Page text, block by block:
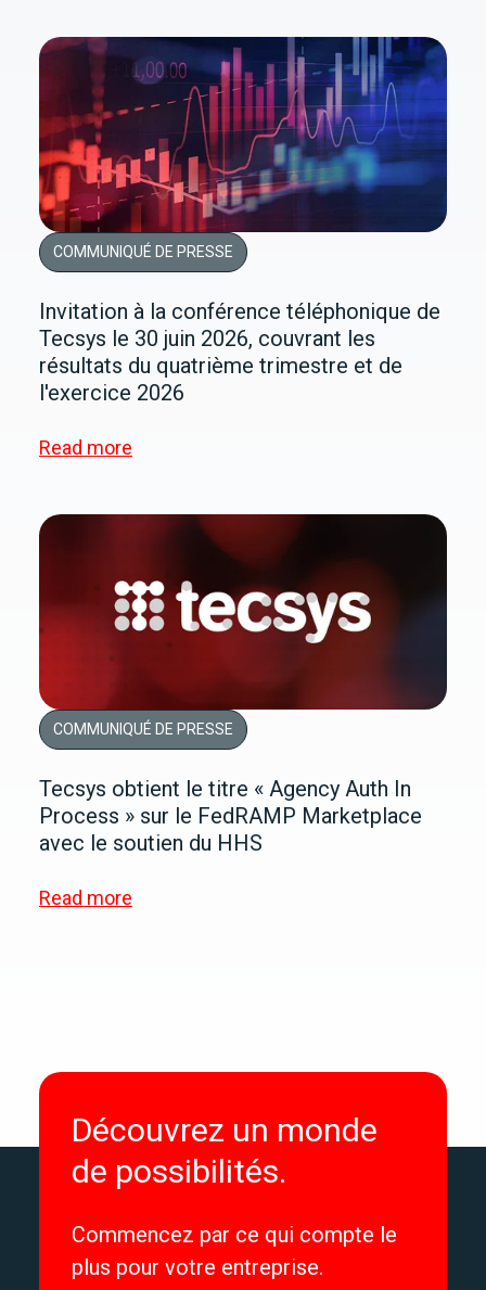
COMMUNIQUÉ DE PRESSE
Invitation à la conférence téléphonique de
Tecsys le 30 juin 2026, couvrant les
résultats du quatrième trimestre et de
l'exercice 2026
Read more
COMMUNIQUÉ DE PRESSE
Tecsys obtient le titre « Agency Auth In
Process » sur le FedRAMP Marketplace
avec le soutien du HHS
Read more
Découvrez un monde
de possibilités.
Commencez par ce qui compte le
plus pour votre entreprise.